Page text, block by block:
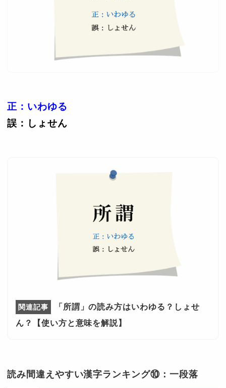
正：いわゆる
誤：しょせん
「所謂」の読み方はいわゆる？しょせ
ん？【使い方と意味を解説】
読み間違えやすい漢字ランキング⑩：一段落